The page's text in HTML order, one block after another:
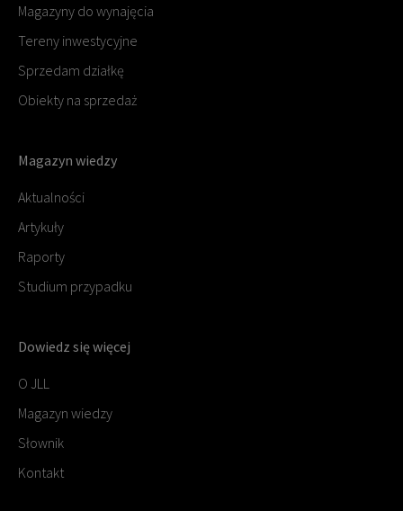
Magazyny do wynajęcia
Tereny inwestycyjne
Sprzedam działkę
Obiekty na sprzedaż
Magazyn wiedzy
Aktualności
Artykuły
Raporty
Studium przypadku
Dowiedz się więcej
O JLL
Magazyn wiedzy
Słownik
Kontakt